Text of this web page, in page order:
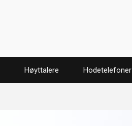
Høyttalere Hodetelefoner